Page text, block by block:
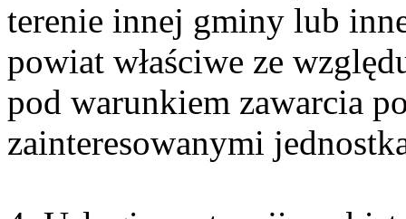
terenie innej gminy lub
powiat właściwe ze
pod warunkiem zawarcia
zainteresowanymi